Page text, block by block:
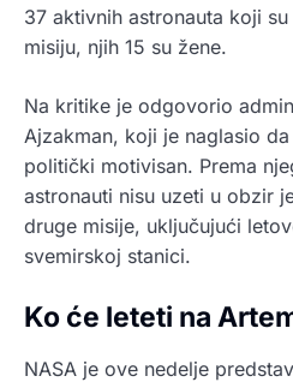
37 aktivnih astronauta koji
misiju, njih 15 su žene.
Na kritike je odgovorio
Ajzakman, koji je naglasio
politički motivisan. Prema
astronauti nisu uzeti u obzir
druge misije, uključujući
svemirskoj stanici.
Ko će leteti na
NASA je ove nedelje